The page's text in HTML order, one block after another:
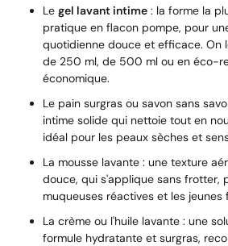
Le gel lavant intime : la forme la
pratique en flacon pompe, pour
quotidienne douce et efficace. On
de 250 ml, de 500 ml ou en éco-
économique.
Le pain surgras ou savon sans
intime solide qui nettoie tout en
idéal pour les peaux sèches et
La mousse lavante : une texture
douce, qui s'applique sans frotter,
muqueuses réactives et les jeunes
La crème ou l'huile lavante : une
formule hydratante et surgras,